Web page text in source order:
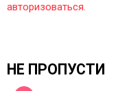
авторизоваться.
НЕ ПРОПУСТИ